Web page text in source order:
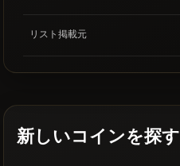
リスト掲載元
新しいコインを探す